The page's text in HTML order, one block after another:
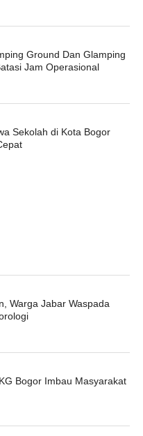
Ground Dan Glamping
Jam Operasional
Sekolah di Kota Bogor
Warga Jabar Waspada
Bogor Imbau Masyarakat